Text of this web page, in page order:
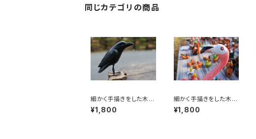
同じカテゴリの商品
細かく手描きをした木彫
りの鳥
¥1,800
細かく手描きをした木彫
りの鳥 フラミンゴ 3
0㎝
¥1,800